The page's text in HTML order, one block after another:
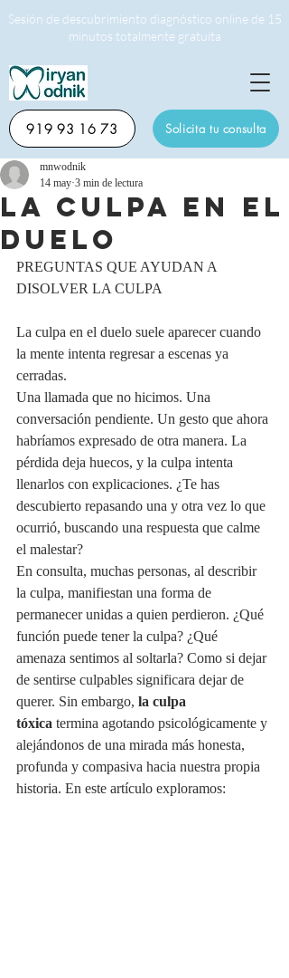
Solicita tu consulta
919 93 16 73
Sesión de descubrimiento diagnóstico online de 15
minutos totalmente gratuita
LA CULPA EN EL
DUELO
mnwodnik
14 may 3 min de lectura
PREGUNTAS QUE AYUDAN A
DISOLVER LA CULPA
La culpa en el duelo suele aparecer cuando
la mente intenta regresar a escenas ya
cerradas.
Una llamada que no hicimos. Una
conversación pendiente. Un gesto que ahora
habríamos expresado de otra manera. La
pérdida deja huecos, y la culpa intenta
llenarlos con explicaciones. ¿Te has
descubierto repasando una y otra vez lo que
ocurrió, buscando una respuesta que calme
el malestar?
En consulta, muchas personas, al describir
la culpa, manifiestan una forma de
permanecer unidas a quien perdieron. ¿Qué
función puede tener la culpa? ¿Qué
amenaza sentimos al soltarla? Como si dejar
de sentirse culpables significara dejar de
querer. Sin embargo, la culpa
tóxica termina agotando psicológicamente y
alejándonos de una mirada más honesta,
profunda y compasiva hacia nuestra propia
historia. En este artículo exploramos: